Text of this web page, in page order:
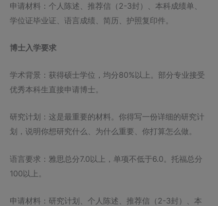
申请材料：个人陈述、推荐信（2-3封）、本科成绩单、
学位证毕业证、语言成绩、简历、护照复印件。
博士入学要求
学术背景：获得硕士学位，均分80%以上。部分专业接受
优秀本科生直接申请博士。
研究计划：这是最重要的材料。你得写一份详细的研究计
划，说明你想研究什么、为什么重要、你打算怎么做。
语言要求：雅思总分7.0以上，单项不低于6.0。托福总分
100以上。
申请材料：研究计划、个人陈述、推荐信（2-3封）、本